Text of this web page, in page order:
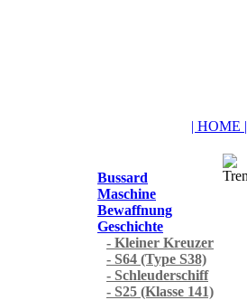
| HOME |
Bussard
Maschine
Bewaffnung
Geschichte
- Kleiner Kreuzer
- S64 (Type S38)
- Schleuderschiff
- S25 (Klasse 141)